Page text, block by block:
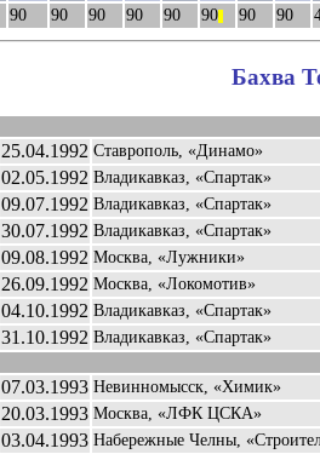
90 90 90 90 90 90 90 90
Бахва
25.04.1992 Ставрополь, «Динамо»
02.05.1992 Владикавказ, «Спартак»
09.07.1992 Владикавказ, «Спартак»
30.07.1992 Владикавказ, «Спартак»
09.08.1992 Москва, «Лужники»
26.09.1992 Москва, «Локомотив»
04.10.1992 Владикавказ, «Спартак»
31.10.1992 Владикавказ, «Спартак»
07.03.1993 Невинномысск, «Химик»
20.03.1993 Москва, «ЛФК ЦСКА»
03.04.1993 Набережные Челны,